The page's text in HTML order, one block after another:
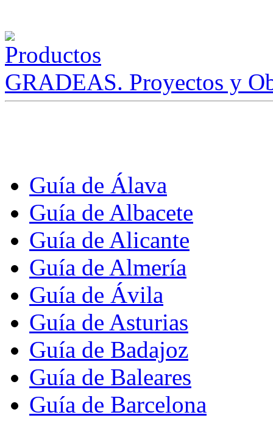
GRADEAS. Proyectos y
Guía de Álava
Guía de Albacete
Guía de Alicante
Guía de Almería
Guía de Ávila
Guía de Asturias
Guía de Badajoz
Guía de Baleares
Guía de Barcelona